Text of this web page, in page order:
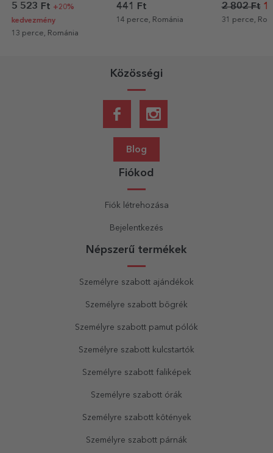
prémium modell Love
5 523 Ft +20%
kedvezmény
13 perce, Románia
karácsonyi témával
441 Ft
14 perce, Románia
2 802 Ft1
31 perce,
Közösségi
Blog
Fiókod
Fiók létrehozása
Bejelentkezés
Népszerű termékek
Személyre szabott ajándékok
Személyre szabott bögrék
Személyre szabott pamut pólók
Személyre szabott kulcstartók
Személyre szabott faliképek
Személyre szabott órák
Személyre szabott kötények
Személyre szabott párnák